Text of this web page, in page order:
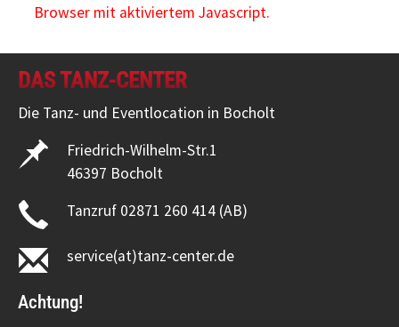
Browser mit aktiviertem Javascript.
DAS TANZ-CENTER
Die Tanz- und Eventlocation in Bocholt
Friedrich-Wilhelm-Str.1
46397 Bocholt
Tanzruf 02871 260 414 (AB)
service(at)tanz-center.de
Achtung!